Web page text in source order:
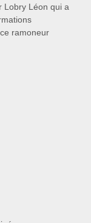
Lobry Léon qui a
ramoneur